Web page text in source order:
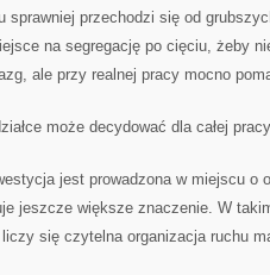
sprawniej przechodzi się od
na segregację po cięciu, żeby
ale przy realnej pracy mocno
może decydować dla całej pracy
jest prowadzona w miejscu o
jeszcze większe znaczenie. W
się czytelna organizacja ruchu